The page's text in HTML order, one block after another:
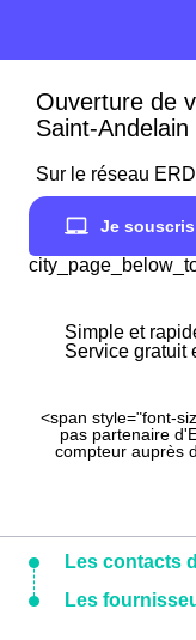
Ouverture de
Saint-Andelain
Sur le réseau
Je
Simple et
Service gratuit
<span style="font-
pas partenaire
compteur auprès
Les contacts
Les